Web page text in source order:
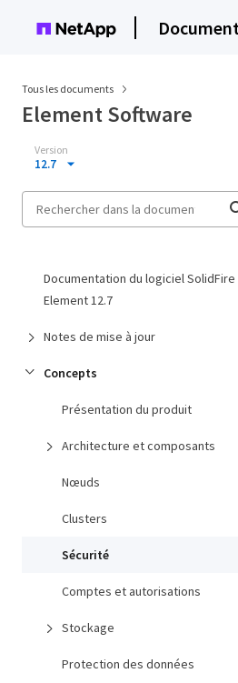
Tous les documents
Element Software
Version
12.7
Documentation du logiciel
Element 12.7
Notes de mise à jour
Concepts
Présentation du produit
Architecture et composants
Nœuds
Clusters
Sécurité
Comptes et autorisations
Stockage
Protection des données